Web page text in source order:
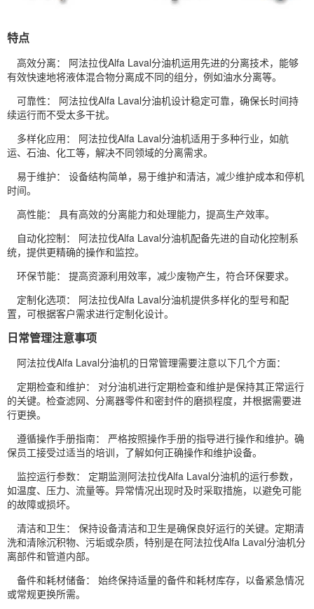
特点
高效分离： 阿法拉伐Alfa Laval分油机运用先进的分离技术，能够
有效快速地将液体混合物分离成不同的组分，例如油水分离等。
可靠性： 阿法拉伐Alfa Laval分油机设计稳定可靠，确保长时间持
续运行而不受太多干扰。
多样化应用： 阿法拉伐Alfa Laval分油机适用于多种行业，如航
运、石油、化工等，解决不同领域的分离需求。
易于维护： 设备结构简单，易于维护和清洁，减少维护成本和停机
时间。
高性能： 具有高效的分离能力和处理能力，提高生产效率。
自动化控制： 阿法拉伐Alfa Laval分油机配备先进的自动化控制系
统，提供更精确的操作和监控。
环保节能： 提高资源利用效率，减少废物产生，符合环保要求。
定制化选项： 阿法拉伐Alfa Laval分油机提供多样化的型号和配
置，可根据客户需求进行定制化设计。
日常管理注意事项
阿法拉伐Alfa Laval分油机的日常管理需要注意以下几个方面：
定期检查和维护： 对分油机进行定期检查和维护是保持其正常运行
的关键。检查滤网、分离器零件和密封件的磨损程度，并根据需要进
行更换。
遵循操作手册指南： 严格按照操作手册的指导进行操作和维护。确
保员工接受过适当的培训，了解如何正确操作和维护设备。
监控运行参数： 定期监测阿法拉伐Alfa Laval分油机的运行参数，
如温度、压力、流量等。异常情况出现时及时采取措施，以避免可能
的故障或损坏。
清洁和卫生： 保持设备清洁和卫生是确保良好运行的关键。定期清
洗和清除沉积物、污垢或杂质，特别是在阿法拉伐Alfa Laval分油机分
离部件和管道内部。
备件和耗材储备： 始终保持适量的备件和耗材库存，以备紧急情况
或常规更换所需。